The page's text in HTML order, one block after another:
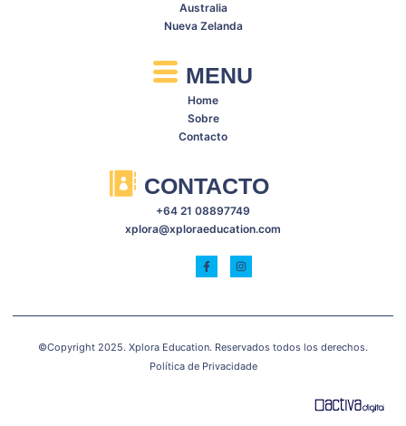
Australia
Nueva Zelanda
MENU
Home
Sobre
Contacto
CONTACTO
+64 21 08897749
xplora@xploraeducation.com
©Copyright 2025. Xplora Education. Reservados todos los derechos.
Política de Privacidade